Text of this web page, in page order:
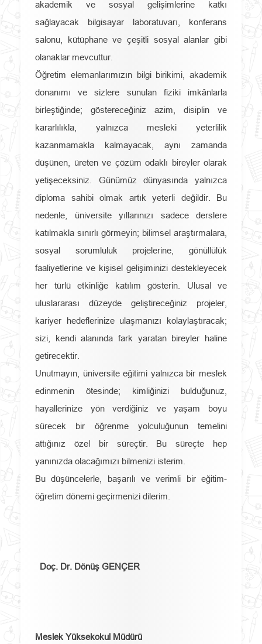
akademik ve sosyal gelişimlerine katkı
sağlayacak bilgisayar laboratuvarı, konferans
salonu, kütüphane ve çeşitli sosyal alanlar gibi
olanaklar mevcuttur.
Öğretim elemanlarımızın bilgi birikimi, akademik
donanımı ve sizlere sunulan fiziki imkânlarla
birleştiğinde; göstereceğiniz azim, disiplin ve
kararlılıkla, yalnızca mesleki yeterlilik
kazanmamakla kalmayacak, aynı zamanda
düşünen, üreten ve çözüm odaklı bireyler olarak
yetişeceksiniz. Günümüz dünyasında yalnızca
diploma sahibi olmak artık yeterli değildir. Bu
nedenle, üniversite yıllarınızı sadece derslere
katılmakla sınırlı görmeyin; bilimsel araştırmalara,
sosyal sorumluluk projelerine, gönüllülük
faaliyetlerine ve kişisel gelişiminizi destekleyecek
her türlü etkinliğe katılım gösterin. Ulusal ve
uluslararası düzeyde geliştireceğiniz projeler,
kariyer hedeflerinize ulaşmanızı kolaylaştıracak;
sizi, kendi alanında fark yaratan bireyler haline
getirecektir.
Unutmayın, üniversite eğitimi yalnızca bir meslek
edinmenin ötesinde; kimliğinizi bulduğunuz,
hayallerinize yön verdiğiniz ve yaşam boyu
sürecek bir öğrenme yolculuğunun temelini
attığınız özel bir süreçtir. Bu süreçte hep
yanınızda olacağımızı bilmenizi isterim.
Bu düşüncelerle, başarılı ve verimli bir eğitim-
öğretim dönemi geçirmenizi dilerim.
Doç. Dr. Dönüş GENÇER
Meslek Yüksekokul Müdürü